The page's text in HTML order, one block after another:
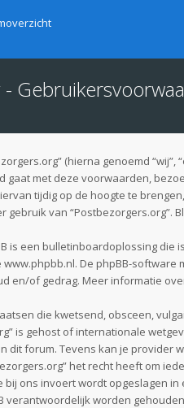
(hierna genoemd
gaat met deze voorwaarden,
tijdig op de hoogte te
gebruik van “Postbezorgers.org”.
is een bulletinboardoplossing die
www.phpbb.nl. De phpBB-software
en/of gedrag. Meer informatie
die kwetsend, obsceen,
is gehost of internationale
dit forum. Tevens kan je provider
het recht heeft om
bij ons invoert wordt opgeslagen
verantwoordelijk worden